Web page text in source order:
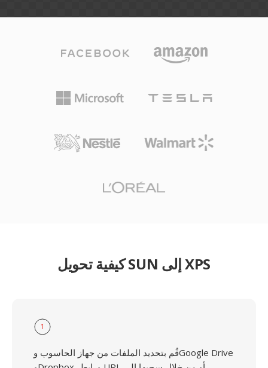
كيفية تحويل SUN إلى XPS
1
قُم بتحديد الملفات من جهاز الحاسوب وGoogle Drive